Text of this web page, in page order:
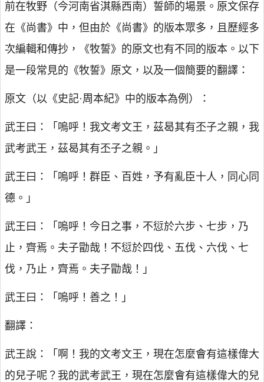
前在牧野（今河南省淇縣西南）誓師的場景。原文保存
在《尚書》中，但由於《尚書》的版本眾多，且歷經多
次編輯和傳抄，《牧誓》的原文也有不同的版本。以下
是一段常見的《牧誓》原文，以及一個簡要的翻譯：
原文（以《史記·周本紀》中的版本為例）：
武王曰：「嗚呼！我文考文王，茲曷其有丕子之親，我
武考武王，茲曷其有丕子之親。」
武王曰：「嗚呼！群臣、百姓，予有亂臣十人，同心同
德。」
武王曰：「嗚呼！今日之事，不愆於六步、七步，乃
止，齊焉。夫子勖哉！不愆於四伐、五伐、六伐、七
伐，乃止，齊焉。夫子勖哉！」
武王曰：「嗚呼！善之！」
翻譯：
武王說：「啊！我的文考文王，現在怎麼會有這樣偉大
的兒子呢？我的武考武王，現在怎麼會有這樣偉大的兒